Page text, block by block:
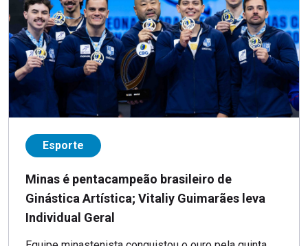
Esporte
Minas é pentacampeão brasileiro de
Ginástica Artística; Vitaliy Guimarães leva
Individual Geral